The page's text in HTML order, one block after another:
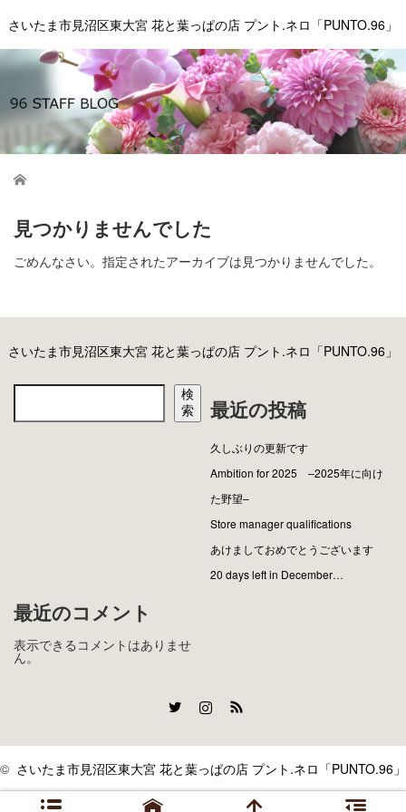
さいたま市見沼区東大宮 花と葉っぱの店 プント.ネロ「PUNTO.96」
ホーム
見つかりませんでした
ごめんなさい。指定されたアーカイブは見つかりませんでした。
さいたま市見沼区東大宮 花と葉っぱの店 プント.ネロ「PUNTO.96」
検
索
最近の投稿
久しぶりの更新です
Ambition for 2025 –2025年に向け
た野望–
Store manager qualifications
あけましておめでとうございます
20 days left in December…
最近のコメント
表示できるコメントはありませ
ん。
© さいたま市見沼区東大宮 花と葉っぱの店 プント.ネロ「PUNTO.96」